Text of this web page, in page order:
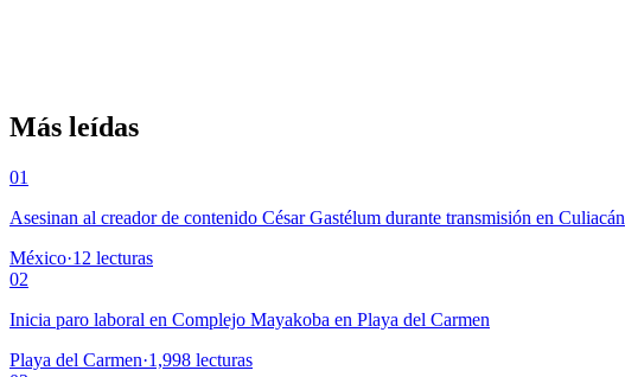
Más leídas
01
Asesinan al creador de contenido César Gastélum durante transmisión en Culiacán
México·12 lecturas
02
Inicia paro laboral en Complejo Mayakoba en Playa del Carmen
Playa del Carmen·1,998 lecturas